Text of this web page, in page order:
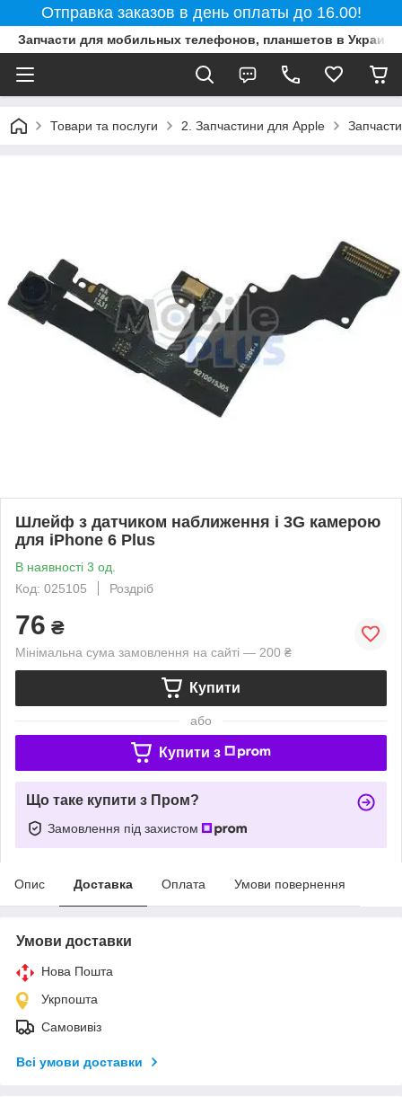
Отправка заказов в день оплаты до 16.00!
Запчасти для мобильных телефонов, планшетов в
Товари та послуги 2. Запчастини для Apple
Шлейф з датчиком наближення і 3G камерою
для iPhone 6 Plus
В наявності 3 од.
Код: 025105
Роздріб
76 ₴
Мінімальна сума замовлення на сайті — 200 ₴
Купити
або
Купити з
Що таке купити з Пром?
Замовлення під захистом
Опис Доставка Оплата Умови повернення
Умови доставки
Нова Пошта
Укрпошта
Самовивіз
Всі умови доставки